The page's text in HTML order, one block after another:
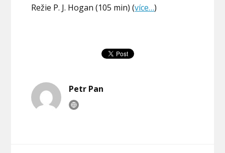
Režie P. J. Hogan (105 min) (více…)
Petr Pan